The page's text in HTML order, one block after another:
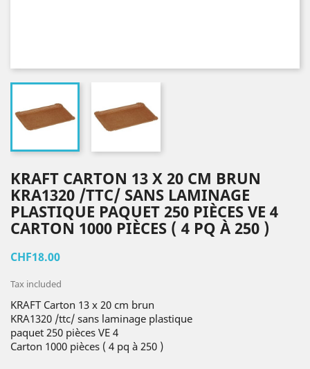
KRAFT CARTON 13 X 20 CM BRUN
KRA1320 /TTC/ SANS LAMINAGE
PLASTIQUE PAQUET 250 PIÈCES VE 4
CARTON 1000 PIÈCES ( 4 PQ À 250 )
CHF18.00
Tax included
KRAFT Carton 13 x 20 cm brun
KRA1320 /ttc/ sans laminage plastique
paquet 250 pièces VE 4
Carton 1000 pièces ( 4 pq à 250 )